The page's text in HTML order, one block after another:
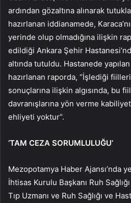
ardından gözaltına alınarak
hazırlanan iddianamede,
yerinde olup olmadığına ilişkin
edildiği Ankara Şehir
altında tutuldu. Hastanede
hazırlanan raporda, “İşlediği
sonuçlarına ilişkin algısında, bu
davranışlarına yön verme
ehliyeti yoktur”.
‘TAM CEZA SORUMLULUĞU’
Mezopotamya Haber Ajansı’nda
İhtisas Kurulu Başkanı Ruh
Tıp Uzmanı ve Ruh Sağlığı ve